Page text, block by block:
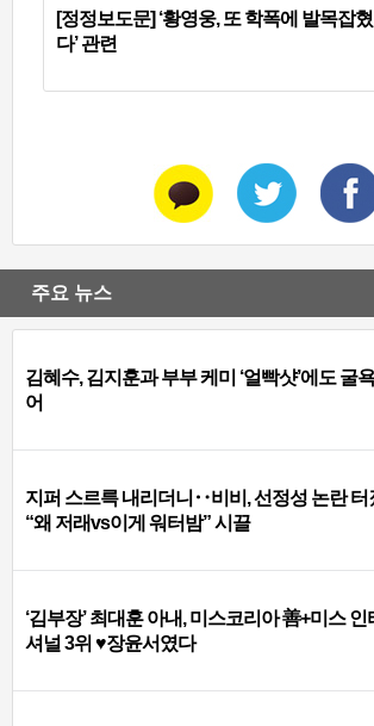
[정정보도문] ‘황영웅, 또 학폭에 발목잡혔
다’ 관련
주요 뉴스
김혜수, 김지훈과 부부 케미 ‘얼빡샷’에도 굴
어
지퍼 스르륵 내리더니‥비비, 선정성 논란 터
“왜 저래vs이게 워터밤” 시끌
‘김부장’ 최대훈 아내, 미스코리아 善+미스 인
셔널 3위 ♥장윤서였다